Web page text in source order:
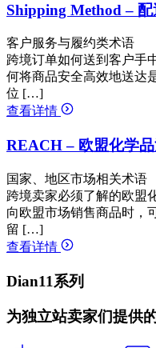
Shipping Method –
客户服务与履约类术语
跨境订单如何送到客户手
何将商品安全高效地送达
位 […]
查看详情
REACH – 欧盟化学
国家、地区市场相关术语
跨境卖家必须了解的欧盟
向欧盟市场销售商品时，
留 […]
查看详情
Dian11系列
为独立站卖家们提供